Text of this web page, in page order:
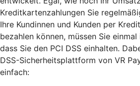
Kreditkartenzahlungen Sie
Ihre Kundinnen und Kunden per
bezahlen können, müssen Sie
dass Sie den PCI DSS einhalten.
DSS-Sicherheitsplattform von VR
einfach: